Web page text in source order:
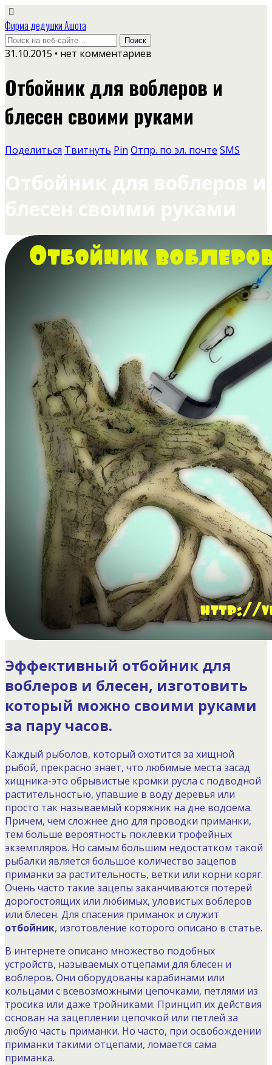
Фирма дедушки Ашота
31.10.2015 • нет комментариев
Отбойник для воблеров и
блесен своими руками
Поделиться Твитнуть Pin Отпр. по эл. почте SMS
Отбойник для воблеров и
блесен своими руками
Эффективный отбойник для
воблеров и блесен, изготовить
который можно своими руками
за пару часов.
Каждый рыболов, который охотится за хищной
рыбой, прекрасно знает, что любимые места засад
хищника-это обрывистые кромки русла с подводной
растительностью, упавшие в воду деревья или
просто так называемый коряжник на дне водоема.
Причем, чем сложнее дно для проводки приманки,
тем больше вероятность поклевки трофейных
экземпляров. Но самым большим недостатком такой
рыбалки является большое количество зацепов
приманки за растительность, ветки или корни коряг.
Очень часто такие зацепы заканчиваются потерей
дорогостоящих или любимых, уловистых воблеров
или блесен. Для спасения приманок и служит
отбойник, изготовление которого описано в статье.
В интернете описано множество подобных
устройств, называемых отцепами для блесен и
воблеров. Они оборудованы карабинами или
кольцами с всевозможными цепочками, петлями из
тросика или даже тройниками. Принцип их действия
основан на зацеплении цепочкой или петлей за
любую часть приманки. Но часто, при освобождении
приманки такими отцепами, ломается сама
приманка.